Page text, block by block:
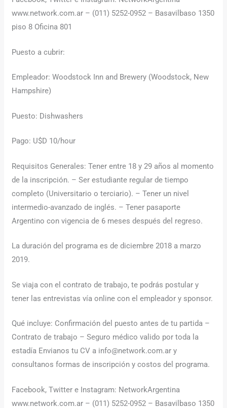
www.network.com.ar – (011) 5252-0952 – Basavilbaso 1350
piso 8 Oficina 801
Puesto a cubrir:
Empleador: Woodstock Inn and Brewery (Woodstock, New
Hampshire)
Puesto: Dishwashers
Pago: U$D 10/hour
Requisitos Generales: Tener entre 18 y 29 años al momento
de la inscripción. – Ser estudiante regular de tiempo
completo (Universitario o terciario). – Tener un nivel
intermedio-avanzado de inglés. – Tener pasaporte
Argentino con vigencia de 6 meses después del regreso.
La duración del programa es de diciembre 2018 a marzo
2019.
Se viaja con el contrato de trabajo, te podrás postular y
tener las entrevistas vía online con el empleador y sponsor.
Qué incluye: Confirmación del puesto antes de tu partida –
Contrato de trabajo – Seguro médico valido por toda la
estadía Envianos tu CV a info@network.com.ar y
consultanos formas de inscripción y costos del programa.
Facebook, Twitter e Instagram: NetworkArgentina
www.network.com.ar – (011) 5252-0952 – Basavilbaso 1350